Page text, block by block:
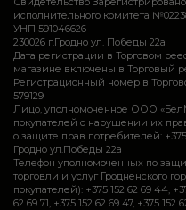
исполнительного комитета
УНП 591046626
230026 г.Гродно ул. Победы 22а
Дата регистрации в Торговом
магазине включены в Торговый
Регистрационный номер в
579129
Лицо, уполномоченное ООО
покупателей о нарушении их
о защите прав потребителей:
Гродно ул.Победы 22а
Телефон уполномоченных по
торговли и услуг Гродненского
покупателей): +375 152 62 69 44,
62 69 71, +375 152 62 69 47, +375 152